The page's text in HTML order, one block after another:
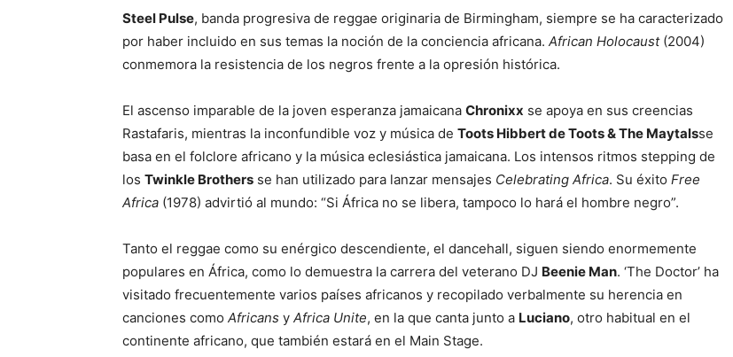
Steel Pulse, banda progresiva de reggae originaria de Birmingham, siempre se ha caracterizado
por haber incluido en sus temas la noción de la conciencia africana. African Holocaust(2004)
conmemora la resistencia de los negros frente a la opresión histórica.
El ascenso imparable de la joven esperanza jamaicana Chronixx se apoya en sus creencias
Rastafaris, mientras la inconfundible voz y música de Toots Hibbert de Toots & The Maytalsse
basa en el folclore africano y la música eclesiástica jamaicana. Los intensos ritmos stepping de
los Twinkle Brothers se han utilizado para lanzar mensajes Celebrating Africa. Su éxito Free
Africa (1978) advirtió al mundo: “Si África no se libera, tampoco lo hará el hombre negro”.
Tanto el reggae como su enérgico descendiente, el dancehall, siguen siendo enormemente
populares en África, como lo demuestra la carrera del veterano DJ Beenie Man. ‘The Doctor’ ha
visitado frecuentemente varios países africanos y recopilado verbalmente su herencia en
canciones como Africans y Africa Unite, en la que canta junto a Luciano, otro habitual en el
continente africano, que también estará en el Main Stage.